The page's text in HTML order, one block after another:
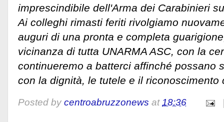
imprescindibile dell'Arma dei Carabinieri
Ai colleghi rimasti feriti rivolgiamo
auguri di una pronta e completa
vicinanza di tutta UNARMA ASC, con la
continueremo a batterci affinché possano
con la dignità, le tutele e il riconoscimento
Posted by centroabruzzonews at18:36